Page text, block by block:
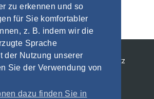
zu erkennen und so
für Sie komfortabler
z. B. indem wir die
Sprache
der Nutzung unserer
Sie der Verwendung von
dazu finden Sie in
Datenschutz
Impressum